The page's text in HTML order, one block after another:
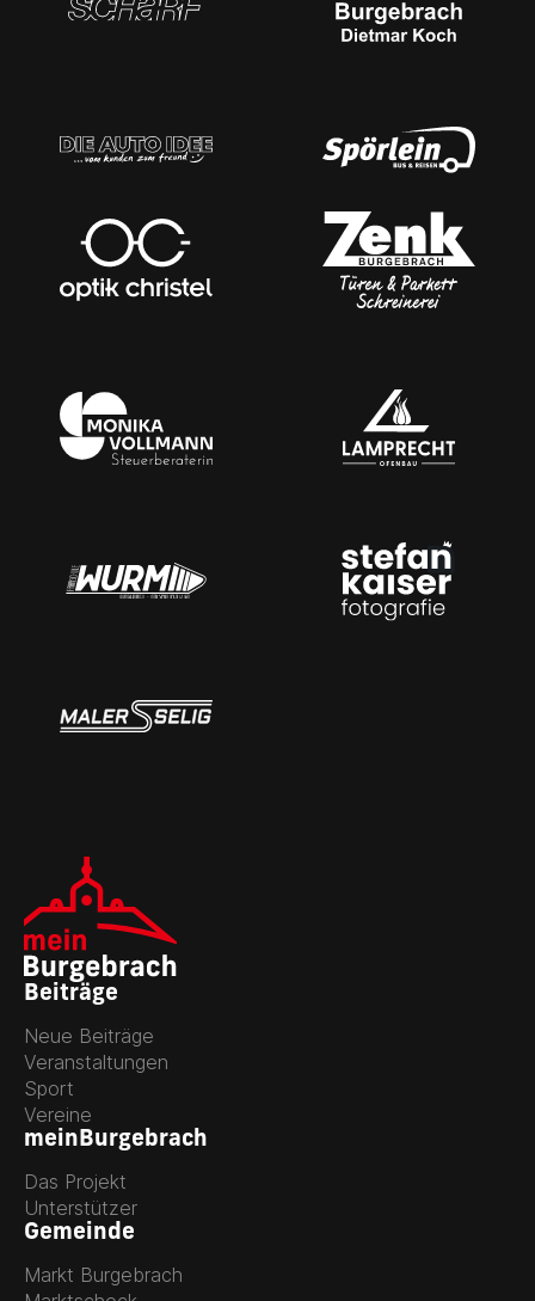
Beiträge
Neue Beiträge
Veranstaltungen
Sport
Vereine
meinBurgebrach
Das Projekt
Unterstützer
Gemeinde
Markt Burgebrach